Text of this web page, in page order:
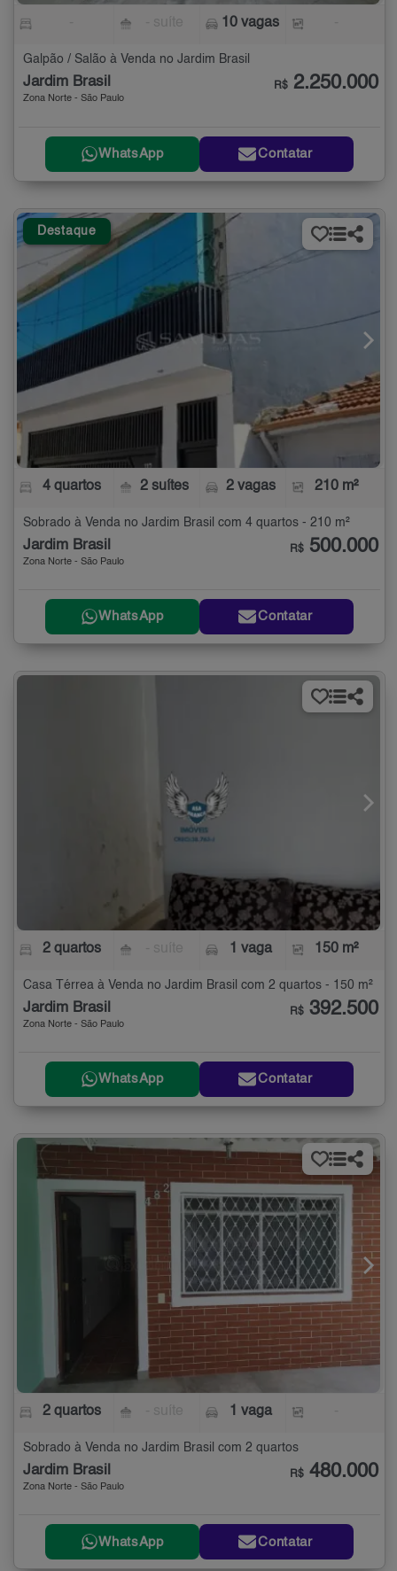
10 vagas
Galpão / Salão à Venda no Jardim Brasil
Jardim Brasil
Zona Norte - São Paulo
R$ 2.250.000
WhatsApp Contatar
Destaque
4 quartos 2 suítes 2 vagas 210 m²
Sobrado à Venda no Jardim Brasil com 4 quartos - 210 m²
Jardim Brasil
Zona Norte - São Paulo
R$ 500.000
WhatsApp Contatar
2 quartos 1 vaga 150 m²
Casa Térrea à Venda no Jardim Brasil com 2 quartos - 150 m²
Jardim Brasil
Zona Norte - São Paulo
R$ 392.500
WhatsApp Contatar
2 quartos 1 vaga
Sobrado à Venda no Jardim Brasil com 2 quartos
Jardim Brasil
Zona Norte - São Paulo
R$ 480.000
WhatsApp Contatar